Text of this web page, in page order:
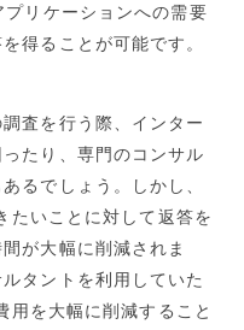
リケーションへの需要
得ることが可能です。
査を行う際、インター
たり、専門のコンサル
るでしょう。しかし、
たいことに対して返答を
が大幅に削減されま
タントを利用していた
を大幅に削減すること